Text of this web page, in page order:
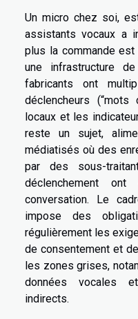
Un micro chez soi,
assistants vocaux a
plus la commande
une infrastructure
fabricants ont
déclencheurs (“mots
locaux et les
reste un sujet,
médiatisés où des
par des sous-
déclenchement
conversation. Le
impose des
régulièrement les
de consentement et
les zones grises,
données vocales
indirects.